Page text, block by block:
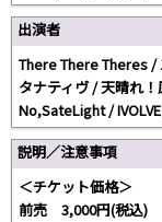
出演者
There There Theres /
タナティヴ / 天晴れ
No,SateLight /
説明／注意事項
＜チケット価格＞
前売 3,000円(税込)